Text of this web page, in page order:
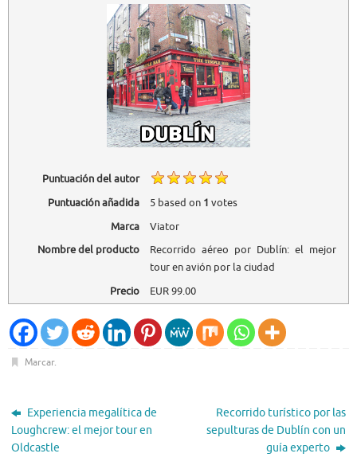
Puntuación del autor
Puntuación añadida
5based on 1 votes
Marca
Viator
Nombre del producto
Recorrido aéreo por Dublín: el mejor
tour en avión por la ciudad
Precio
EUR99.00
Marcar.
Experiencia megalítica de
Loughcrew: el mejor tour en
Oldcastle
Recorrido turístico por las
sepulturas de Dublín con un
guía experto